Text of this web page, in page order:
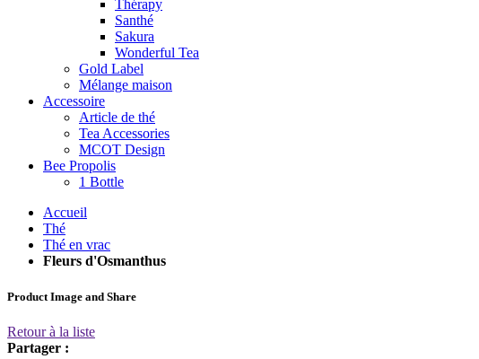
Thérapy
Santhé
Sakura
Wonderful Tea
Gold Label
Mélange maison
Accessoire
Article de thé
Tea Accessories
MCOT Design
Bee Propolis
1 Bottle
Accueil
Thé
Thé en vrac
Fleurs d'Osmanthus
Product Image and Share
Retour à la liste
Partager :